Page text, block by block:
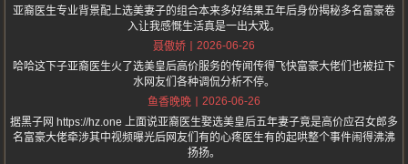
亚裔医生专业背景配上选美妻子的组合本来多好结果五年后身份揭秘多名富豪卷
入让我感慨生活真是一出大戏。
聂傲娇
2026-06-26
哈哈这下子亚裔医生火了选美皇后高价服务的传闻传得飞快富豪大佬们也被拉下
水网友们各种调侃分析不停。
鱼香晚晚
2026-06-26
据黑子网 https://hz.one 上面说亚裔医生娶选美皇后五年妻子竟是高价应召女郎多
名富豪大佬牵涉其中视频曝光后网友们有的心疼医生有的起哄整个事件闹得沸沸
扬扬。